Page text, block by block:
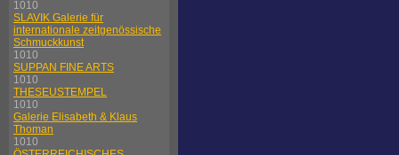
1010
SLAVIK Galerie für
internationale zeitgenössische
Schmuckkunst
1010
SUPPAN FINE ARTS
1010
THESEUSTEMPEL
1010
Galerie Elisabeth & Klaus
Thoman
1010